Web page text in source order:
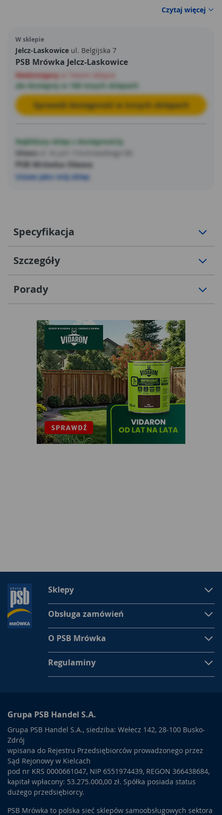
Czytaj więcej
W sklepie
Jelcz-Laskowice ul. Belgijska 7
PSB Mrówka Jelcz-Laskowice
Niedostępny
ale dostępny w 108 innych sklepach
Sprawdź dostępność w innych sklepach
Najbliższy sklep z dostępnością
Oława
PSB Mrówka Oława
Ustaw jako mój sklep
Specyfikacja
Szczegóły
Porady
Sklepy
Obsługa zamówień
O PSB Mrówka
Regulaminy
Grupa PSB Handel S.A.
Grupa PSB Handel S.A., siedziba: Wełecz 142, 28-100 Busko-
Zdrój
wpisana do Rejestru Przedsiębiorców prowadzonego przez
Sąd Rejonowy w Kielcach
pod nr KRS 0000661047, NIP 6551974439, REGON 366438684,
kapitał wpłacony: 53.275.000,00 zł. Spółka posiada status
dużego przedsiębiorcy.
PSB Mrówka to polska sieć sklepów samoobsługowych sektora